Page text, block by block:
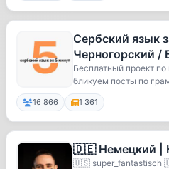
Сербский язык
Черногорский /
Хорватский
Бесплатный проект
бликуем посты по
16 866 1 361
🇩🇪 Немецкий |
🇺🇸 super_fantastisch